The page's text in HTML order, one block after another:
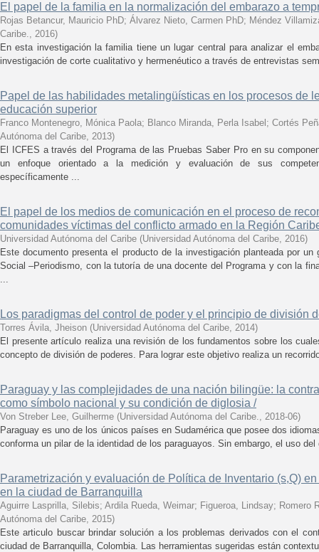
El papel de la familia en la normalización del embarazo a
Rojas Betancur, Mauricio PhD; Álvarez Nieto, Carmen PhD; Méndez
Caribe., 2016)
En esta investigación la familia tiene un lugar central para analizar el
investigación de corte cualitativo y hermenéutico a través de entrevistas
Papel de las habilidades metalingüísticas en los procesos de
educación superior
Franco Montenegro, Mónica Paola; Blanco Miranda, Perla Isabel ; Cortés
Autónoma del Caribe, 2013)
El ICFES a través del Programa de las Pruebas Saber Pro en su
un enfoque orientado a la medición y evaluación de sus
específicamente ...
El papel de los medios de comunicación en el proceso de
comunidades víctimas del conflicto armado en la Región
Universidad Autónoma del Caribe (Universidad Autónoma del Caribe, 2016)
Este documento presenta el producto de la investigación planteada por
Social –Periodismo, con la tutoría de una docente del Programa y con la
...
Los paradigmas del control de poder y el principio de división
Torres Ávila, Jheison (Universidad Autónoma del Caribe, 2014)
El presente artículo realiza una revisión de los fundamentos sobre los
concepto de división de poderes. Para lograr este objetivo realiza un
Paraguay y las complejidades de una nación bilingüe: la
como símbolo nacional y su condición de diglosia /
Von Streber Lee, Guilherme (Universidad Autónoma del Caribe., 2018-06)
Paraguay es uno de los únicos países en Sudamérica que posee dos
conforma un pilar de la identidad de los paraguayos. Sin embargo, el uso
Parametrización y evaluación de Política de Inventario (s,Q)
en la ciudad de Barranquilla
Aguirre Lasprilla, Silebis; Ardila Rueda, Weimar; Figueroa, Lindsay; Romero
Autónoma del Caribe, 2015)
Este articulo buscar brindar solución a los problemas derivados con el
ciudad de Barranquilla, Colombia. Las herramientas sugeridas están